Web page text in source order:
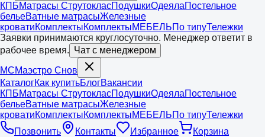
КПБМатрасы СтрутокласПодушкиОдеялаПостельное
бельеВатные матрасыЖелезные
кроватиКомплектыКомплектыМЕБЕЛЬПо типуТележки
Заявки принимаются круглосуточно. Менеджер ответит в
рабочее время. Чат с менеджером
МСМаэстро Снов
КаталогКак купитьБлогВакансии
КПБМатрасы СтрутокласПодушкиОдеялаПостельное
бельеВатные матрасыЖелезные
кроватиКомплектыКомплектыМЕБЕЛЬПо типуТележки
Позвонить
Контакты Избранное
Корзина